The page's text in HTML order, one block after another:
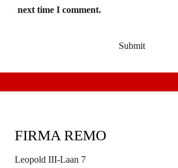
next time I comment.
FIRMA REMO
Leopold III-Laan 7